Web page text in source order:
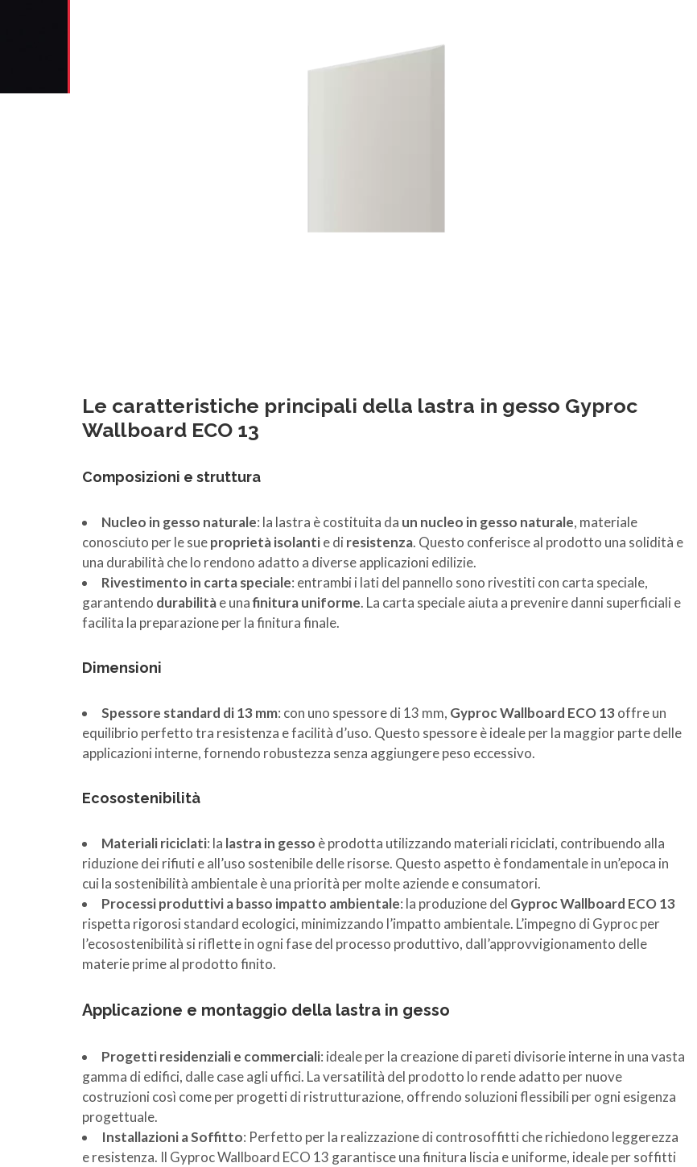
Le caratteristiche principali della lastra in gesso Gyproc
Wallboard ECO 13
Composizioni e struttura
Nucleo in gesso naturale: la lastra è costituita da un nucleo in gesso naturale, materiale
conosciuto per le sueproprietà isolantie di resistenza. Questo conferisce al prodotto una solidità e
una durabilità che lo rendono adatto a diverse applicazioni edilizie.
Rivestimento in carta speciale: entrambi i lati del pannello sono rivestiti con carta speciale,
garantendo durabilitàe unafinitura uniforme. La carta speciale aiuta a prevenire danni superficiali e
facilita la preparazione per la finitura finale.
Dimensioni
Spessore standard di 13 mm: con uno spessore di 13 mm, Gyproc Wallboard ECO 13 offre un
equilibrio perfetto tra resistenza e facilità d’uso. Questo spessore è ideale per la maggior parte delle
applicazioni interne, fornendo robustezza senza aggiungere peso eccessivo.
Ecosostenibilità
Materiali riciclati: la lastra in gesso è prodotta utilizzando materiali riciclati, contribuendo alla
riduzione dei rifiuti e all’uso sostenibile delle risorse. Questo aspetto è fondamentale in un’epoca in
cui la sostenibilità ambientale è una priorità per molte aziende e consumatori.
Processi produttivi a basso impatto ambientale: la produzione del Gyproc Wallboard ECO 13
rispetta rigorosi standard ecologici, minimizzando l’impatto ambientale. L’impegno di Gyproc per
l’ecosostenibilità si riflette in ogni fase del processo produttivo, dall’approvvigionamento delle
materie prime al prodotto finito.
Applicazione e montaggio della lastra in gesso
Progetti residenziali e commerciali: ideale per la creazione di pareti divisorie interne in una vasta
gamma di edifici, dalle case agli uffici. La versatilità del prodotto lo rende adatto per nuove
costruzioni così come per progetti di ristrutturazione, offrendo soluzioni flessibili per ogni esigenza
progettuale.
Installazioni a Soffitto: Perfetto per la realizzazione di controsoffitti che richiedono leggerezza
e resistenza. Il Gyproc Wallboard ECO 13 garantisce una finitura liscia e uniforme, ideale per soffitti